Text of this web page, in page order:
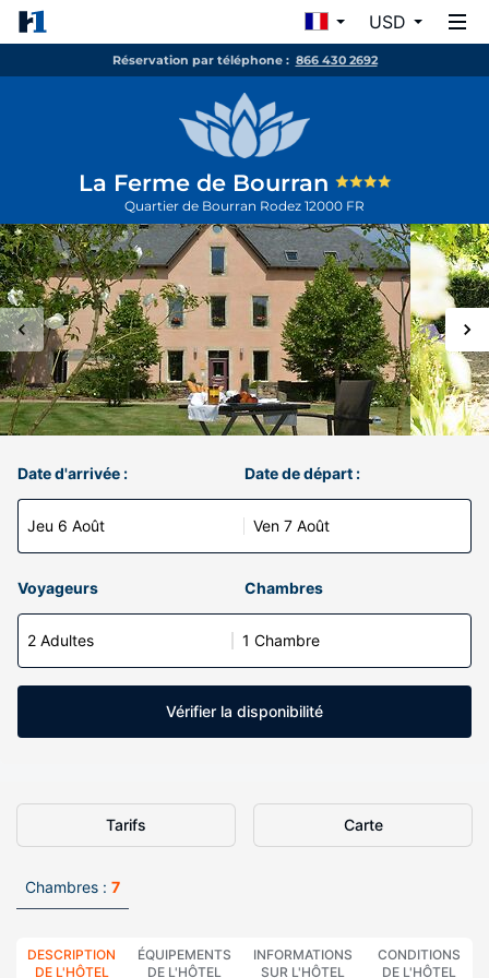
USD
Réservation par téléphone : 866 430 2692
La Ferme de Bourran
Quartier de Bourran Rodez 12000 FR
Date d'arrivée :
Jeu 6 Août
Date de départ :
Ven 7 Août
Voyageurs Chambres
2 Adultes 1 Chambre
Vérifier la disponibilité
Tarifs Carte
Chambres : 7
DESCRIPTION
DE L'HÔTEL
ÉQUIPEMENTS
DE L'HÔTEL
INFORMATIONS
SUR L'HÔTEL
CONDITIONS
DE L'HÔTEL